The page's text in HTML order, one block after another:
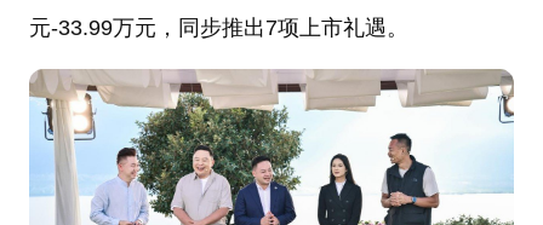
元-33.99万元，同步推出7项上市礼遇。